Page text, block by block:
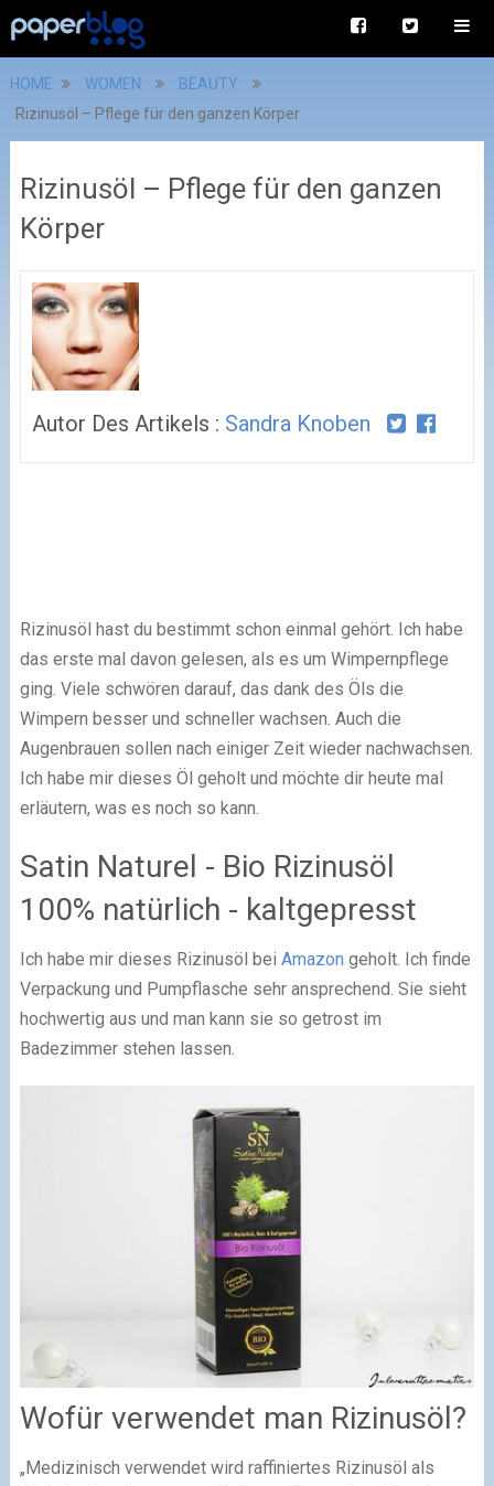
HOME WOMEN
BEAUTY
Rizinusöl – Pflege für den ganzen Körper
Rizinusöl – Pflege für den ganzen
Körper
Autor Des Artikels : Sandra Knoben
Rizinusöl hast du bestimmt schon einmal gehört. Ich habe
das erste mal davon gelesen, als es um Wimpernpflege
ging. Viele schwören darauf, das dank des Öls die
Wimpern besser und schneller wachsen. Auch die
Augenbrauen sollen nach einiger Zeit wieder nachwachsen.
Ich habe mir dieses Öl geholt und möchte dir heute mal
erläutern, was es noch so kann.
Satin Naturel - Bio Rizinusöl
100% natürlich - kaltgepresst
Ich habe mir dieses Rizinusöl bei Amazon geholt. Ich finde
Verpackung und Pumpflasche sehr ansprechend. Sie sieht
hochwertig aus und man kann sie so getrost im
Badezimmer stehen lassen.
Wofür verwendet man Rizinusöl?
„Medizinisch verwendet wird raffiniertes Rizinusöl als